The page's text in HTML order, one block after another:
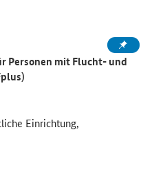
Personen mit Flucht- und
Einrichtung,